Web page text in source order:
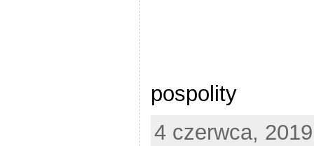
pospolity
4 czerwca,